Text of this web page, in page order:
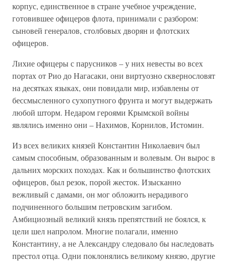
корпус, единственное в стране учебное учреждение,
готовившее офицеров флота, принимали с разбором:
сыновей генералов, столбовых дворян и флотских
офицеров.
Лихие офицеры с парусников – у них невесты во всех
портах от Рио до Нагасаки, они виртуозно сквернословят
на десятках языках, они повидали мир, избавлены от
бессмысленного сухопутного фрунта и могут выдержать
любой шторм. Недаром героями Крымской войны
являлись именно они – Нахимов, Корнилов, Истомин.
Из всех великих князей Константин Николаевич был
самым способным, образованным и волевым. Он вырос в
дальних морских походах. Как и большинство флотских
офицеров, был резок, порой жесток. Изысканно
вежливый с дамами, он мог обложить нерадивого
подчиненного большим петровским загибом.
Амбициозный великий князь препятствий не боялся, к
цели шел напролом. Многие полагали, именно
Константину, а не Александру следовало бы наследовать
престол отца. Одни поклонялись великому князю, другие